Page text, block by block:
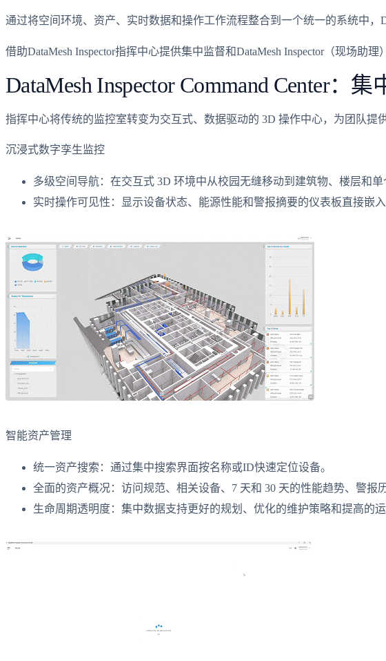
通过将空间环境、资产、实时数据和操作工作流程整合到一个统一的系统中，
借助DataMesh Inspector指挥中心提供集中监督和DataMesh Inspector（现场
DataMesh Inspector Command Center：
指挥中心将传统的监控室转变为交互式、数据驱动的 3D 操作中心，为团队提
沉浸式数字孪生监控
多级空间导航：在交互式 3D 环境中从校园无缝移动到建筑物、楼层和单
实时操作可见性：显示设备状态、能源性能和警报摘要的仪表板直接嵌
智能资产管理
统一资产搜索：通过集中搜索界面按名称或ID快速定位设备。
全面的资产概况：访问规范、相关设备、7 天和 30 天的性能趋势、警报
生命周期透明度：集中数据支持更好的规划、优化的维护策略和提高的运